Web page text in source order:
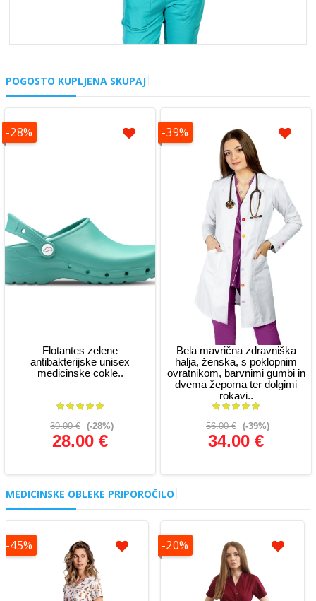
POGOSTO KUPLJENA SKUPAJ
-28%
Flotantes zelene
antibakterijske unisex
medicinske cokle..
39.00 € (-28%)
28.00 €
Glej podrobnosti
-39%
Bela mavrična zdravniška
halja, ženska, s poklopnim
ovratnikom, barvnimi gumbi in
dvema žepoma ter dolgimi
rokavi..
56.00 € (-39%)
34.00 €
MEDICINSKE OBLEKE PRIPOROČILO
-45% -20%